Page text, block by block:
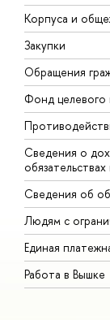
Корпуса и
Закупки
Обращения
Фонд целевого
Сведения о
Сведения об
Людям с
Единая
Работа в Вышке